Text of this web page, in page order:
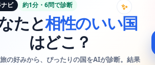
✨
ビ 約1分・6問で診断
たと相性のいい国
はどこ？
の好みから、ぴったりの国をAIが診断。結果